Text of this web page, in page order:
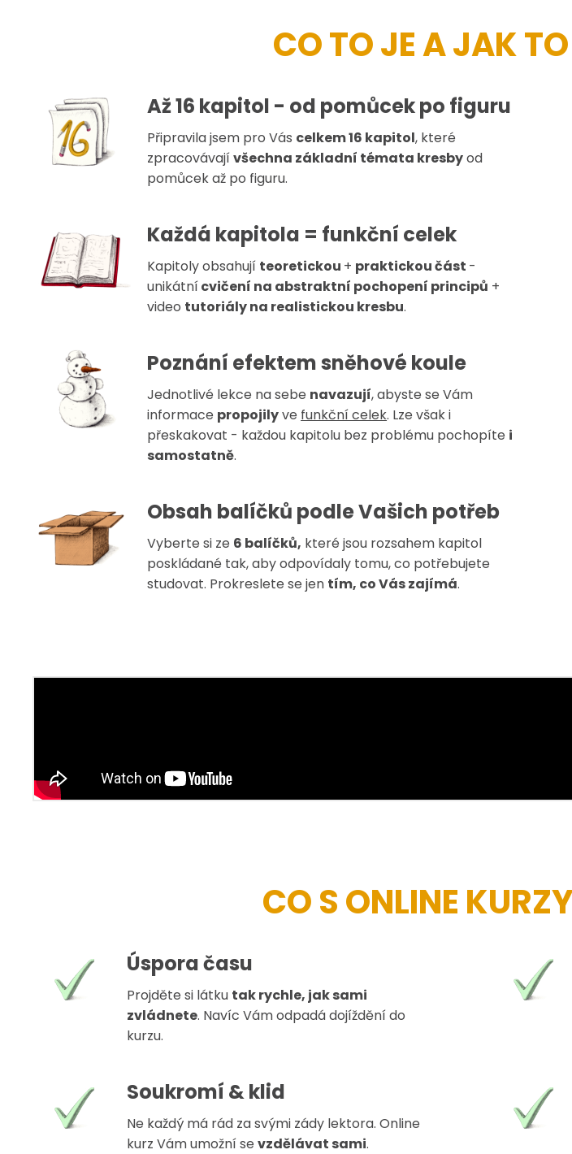
CO TO JE A JAK
Až 16 kapitol - od pomůcek po figuru
Připravila jsem pro Vás celkem 16 kapitol, které
zpracovávajívšechna základní témata kresbyod
pomůcek až po figuru.
Každá kapitola = funkční celek
Kapitoly obsahují teoretickou + praktickou část -
unikátní cvičení na abstraktní pochopení principů +
video tutoriály na realistickou kresbu.
Poznání efektem sněhové koule
Jednotlivé lekce na sebe navazují, abyste se Vám
informace propojilyve funkční celek. Lze však i
přeskakovat - každou kapitolu bez problému pochopíte i
samostatně.
Obsah balíčků podle Vašich potřeb
Vyberte si ze 6 balíčků, které jsou rozsahem kapitol
poskládané tak, aby odpovídaly tomu, co potřebujete
studovat. Prokreslete se jen tím, co Vás zajímá.
CO S ONLINE
Úspora času
Projděte si látku tak rychle, jak sami
zvládnete. Navíc Vám odpadá dojíždění do
kurzu.
Soukromí & klid
Ne každý má rád za svými zády lektora. Online
kurz Vám umožní se vzdělávat sami.